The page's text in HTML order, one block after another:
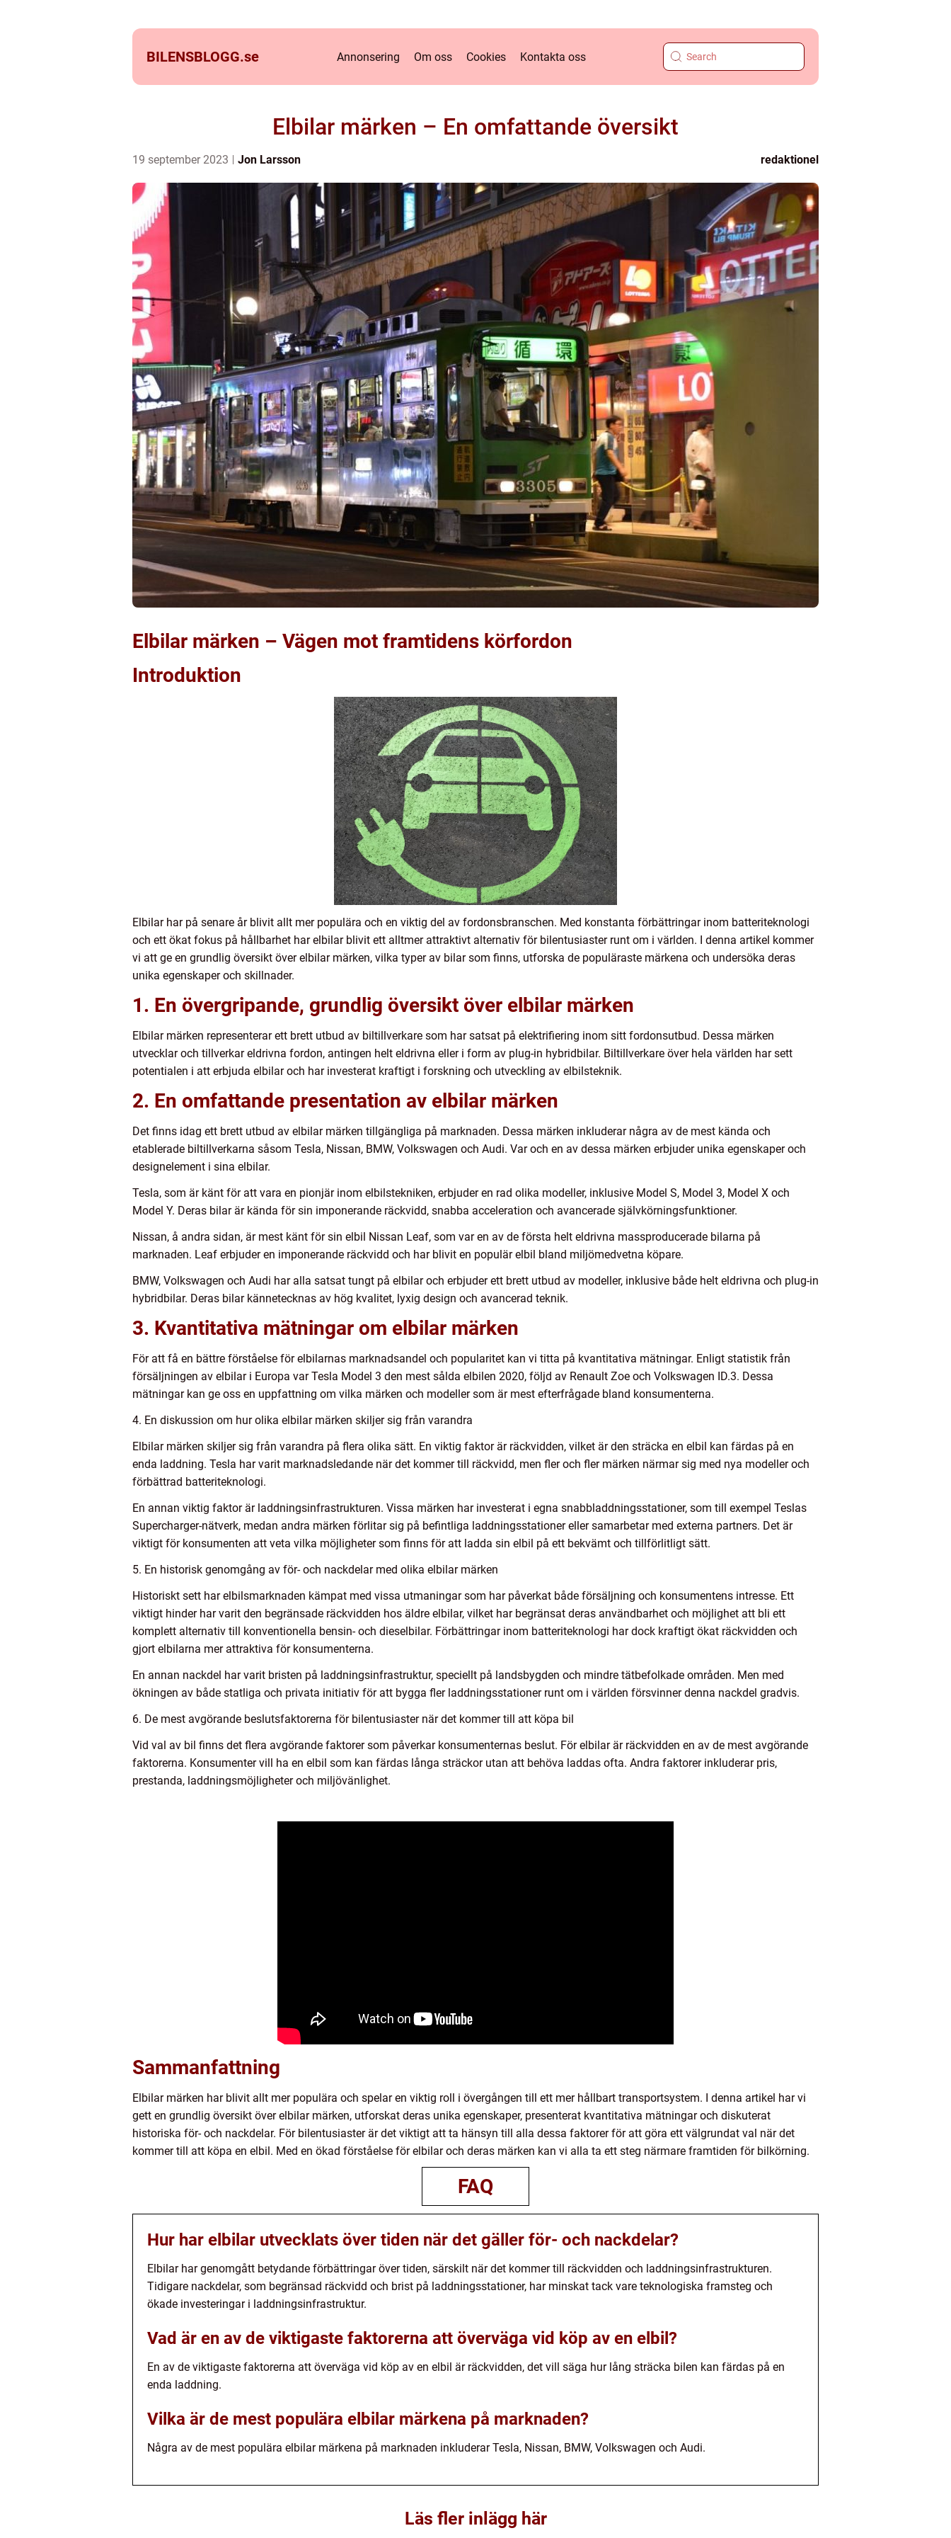
BILENSBLOGG.se Annonsering Om oss Cookies Kontakta oss
Elbilar märken – En omfattande översikt
19 september 2023 Jon Larsson redaktionel
Elbilar märken – Vägen mot framtidens körfordon
Introduktion
Elbilar har på senare år blivit allt mer populära och en viktig del av fordonsbranschen. Med konstanta förbättringar inom batteriteknologi
och ett ökat fokus på hållbarhet har elbilar blivit ett alltmer attraktivt alternativ för bilentusiaster runt om i världen. I denna artikel kommer
vi att ge en grundlig översikt över elbilar märken, vilka typer av bilar som finns, utforska de populäraste märkena och undersöka deras
unika egenskaper och skillnader.
1. En övergripande, grundlig översikt över elbilar märken
Elbilar märken representerar ett brett utbud av biltillverkare som har satsat på elektrifiering inom sitt fordonsutbud. Dessa märken
utvecklar och tillverkar eldrivna fordon, antingen helt eldrivna eller i form av plug-in hybridbilar. Biltillverkare över hela världen har sett
potentialen i att erbjuda elbilar och har investerat kraftigt i forskning och utveckling av elbilsteknik.
2. En omfattande presentation av elbilar märken
Det finns idag ett brett utbud av elbilar märken tillgängliga på marknaden. Dessa märken inkluderar några av de mest kända och
etablerade biltillverkarna såsom Tesla, Nissan, BMW, Volkswagen och Audi. Var och en av dessa märken erbjuder unika egenskaper och
designelement i sina elbilar.
Tesla, som är känt för att vara en pionjär inom elbilstekniken, erbjuder en rad olika modeller, inklusive Model S, Model 3, Model X och
Model Y. Deras bilar är kända för sin imponerande räckvidd, snabba acceleration och avancerade självkörningsfunktioner.
Nissan, å andra sidan, är mest känt för sin elbil Nissan Leaf, som var en av de första helt eldrivna massproducerade bilarna på
marknaden. Leaf erbjuder en imponerande räckvidd och har blivit en populär elbil bland miljömedvetna köpare.
BMW, Volkswagen och Audi har alla satsat tungt på elbilar och erbjuder ett brett utbud av modeller, inklusive både helt eldrivna och plug-in
hybridbilar. Deras bilar kännetecknas av hög kvalitet, lyxig design och avancerad teknik.
3. Kvantitativa mätningar om elbilar märken
För att få en bättre förståelse för elbilarnas marknadsandel och popularitet kan vi titta på kvantitativa mätningar. Enligt statistik från
försäljningen av elbilar i Europa var Tesla Model 3 den mest sålda elbilen 2020, följd av Renault Zoe och Volkswagen ID.3. Dessa
mätningar kan ge oss en uppfattning om vilka märken och modeller som är mest efterfrågade bland konsumenterna.
4. En diskussion om hur olika elbilar märken skiljer sig från varandra
Elbilar märken skiljer sig från varandra på flera olika sätt. En viktig faktor är räckvidden, vilket är den sträcka en elbil kan färdas på en
enda laddning. Tesla har varit marknadsledande när det kommer till räckvidd, men fler och fler märken närmar sig med nya modeller och
förbättrad batteriteknologi.
En annan viktig faktor är laddningsinfrastrukturen. Vissa märken har investerat i egna snabbladdningsstationer, som till exempel Teslas
Supercharger-nätverk, medan andra märken förlitar sig på befintliga laddningsstationer eller samarbetar med externa partners. Det är
viktigt för konsumenten att veta vilka möjligheter som finns för att ladda sin elbil på ett bekvämt och tillförlitligt sätt.
5. En historisk genomgång av för- och nackdelar med olika elbilar märken
Historiskt sett har elbilsmarknaden kämpat med vissa utmaningar som har påverkat både försäljning och konsumentens intresse. Ett
viktigt hinder har varit den begränsade räckvidden hos äldre elbilar, vilket har begränsat deras användbarhet och möjlighet att bli ett
komplett alternativ till konventionella bensin- och dieselbilar. Förbättringar inom batteriteknologi har dock kraftigt ökat räckvidden och
gjort elbilarna mer attraktiva för konsumenterna.
En annan nackdel har varit bristen på laddningsinfrastruktur, speciellt på landsbygden och mindre tätbefolkade områden. Men med
ökningen av både statliga och privata initiativ för att bygga fler laddningsstationer runt om i världen försvinner denna nackdel gradvis.
6. De mest avgörande beslutsfaktorerna för bilentusiaster när det kommer till att köpa bil
Vid val av bil finns det flera avgörande faktorer som påverkar konsumenternas beslut. För elbilar är räckvidden en av de mest avgörande
faktorerna. Konsumenter vill ha en elbil som kan färdas långa sträckor utan att behöva laddas ofta. Andra faktorer inkluderar pris,
prestanda, laddningsmöjligheter och miljövänlighet.
Sammanfattning
Elbilar märken har blivit allt mer populära och spelar en viktig roll i övergången till ett mer hållbart transportsystem. I denna artikel har vi
gett en grundlig översikt över elbilar märken, utforskat deras unika egenskaper, presenterat kvantitativa mätningar och diskuterat
historiska för- och nackdelar. För bilentusiaster är det viktigt att ta hänsyn till alla dessa faktorer för att göra ett välgrundat val när det
kommer till att köpa en elbil. Med en ökad förståelse för elbilar och deras märken kan vi alla ta ett steg närmare framtiden för bilkörning.
FAQ
Hur har elbilar utvecklats över tiden när det gäller för- och nackdelar?
Elbilar har genomgått betydande förbättringar över tiden, särskilt när det kommer till räckvidden och laddningsinfrastrukturen.
Tidigare nackdelar, som begränsad räckvidd och brist på laddningsstationer, har minskat tack vare teknologiska framsteg och
ökade investeringar i laddningsinfrastruktur.
Vad är en av de viktigaste faktorerna att överväga vid köp av en elbil?
En av de viktigaste faktorerna att överväga vid köp av en elbil är räckvidden, det vill säga hur lång sträcka bilen kan färdas på en
enda laddning.
Vilka är de mest populära elbilar märkena på marknaden?
Några av de mest populära elbilar märkena på marknaden inkluderar Tesla, Nissan, BMW, Volkswagen och Audi.
Läs fler inlägg här